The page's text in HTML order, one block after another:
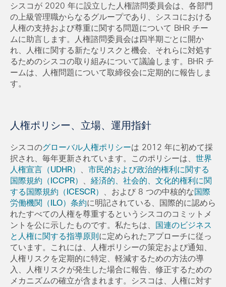
シスコが 2020 年に設立した人権諮問委員会は、各部門
の上級管理職からなるグループであり、シスコにおける
人権の支持および尊重に関する問題について BHR チー
ムに助言します。人権諮問委員会は四半期ごとに開か
れ、人権に関する新たなリスクと機会、それらに対処す
るためのシスコの取り組みについて議論します。BHR チ
ームは、人権問題について取締役会に定期的に報告しま
す。
人権ポリシー、立場、運用指針
シスコのグローバル人権ポリシーは 2012 年に初めて採
択され、毎年更新されています。このポリシーは、 世界
人権宣言（UDHR） 、 市民的および政治的権利に関する
国際規約（ICCPR） 、 経済的、社会的、文化的権利に関
する国際規約（ICESCR） 、および 8 つの中核的な国際
労働機関（ILO）条約に明記されている、国際的に認めら
れたすべての人権を尊重するというシスコのコミットメ
ントを公に示したものです。私たちは、 国連のビジネス
と人権に関する指導原則に定められたアプローチに従っ
ています。これには、人権ポリシーの策定および通知、
人権リスクを定期的に特定、軽減するための方法の導
入、人権リスクが発生した場合に報告、修正するための
メカニズムの確立が含まれます。シスコは、人権に対す